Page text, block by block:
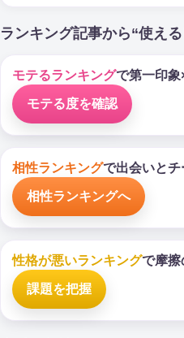
ランキング記事から“使え
モテるランキングで第一印
モテる度を確認
相性ランキングで出会いと
相性ランキングへ
性格が悪いランキングで摩擦
課題を把握